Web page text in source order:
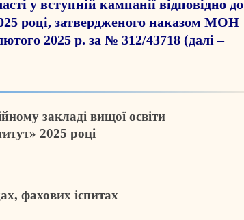
у вступній кампанії відповідно до
році, затвердженого наказом МОН
2025 р. за № 312/43718 (далі –
закладі вищої освіти
2025 році
фахових іспитах